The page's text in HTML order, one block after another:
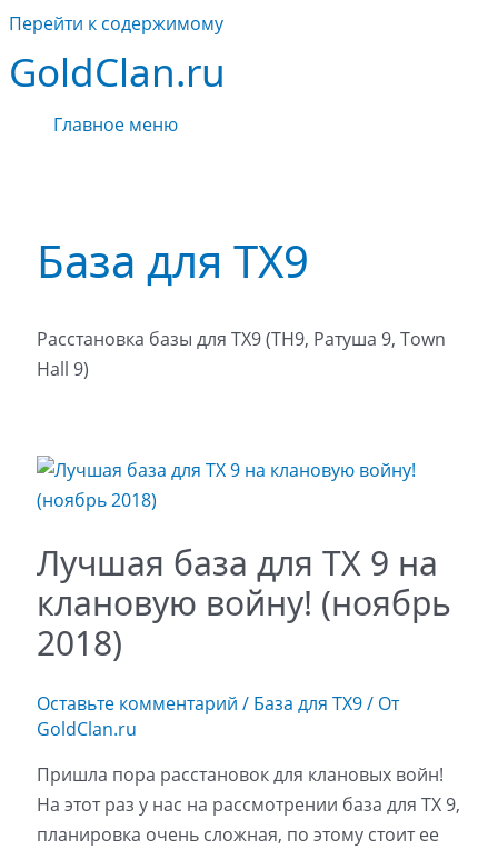
Перейти к содержимому
GoldClan.ru
Главное меню
База для ТХ9
Расстановка базы для ТХ9 (TH9, Ратуша 9, Town
Hall 9)
Лучшая база для ТХ 9 на
клановую войну! (ноябрь
2018)
Оставьте комментарий / База для ТХ9/ От
GoldClan.ru
Пришла пора расстановок для клановых войн!
На этот раз у нас на рассмотрении база для ТХ 9,
планировка очень сложная, по этому стоит ее